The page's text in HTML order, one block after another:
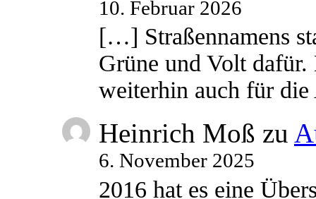
10. Februar 2026
[…] Straßennamens
Grüne und Volt
weiterhin auch für
Heinrich Moß zu
6. November 2025
2016 hat es eine